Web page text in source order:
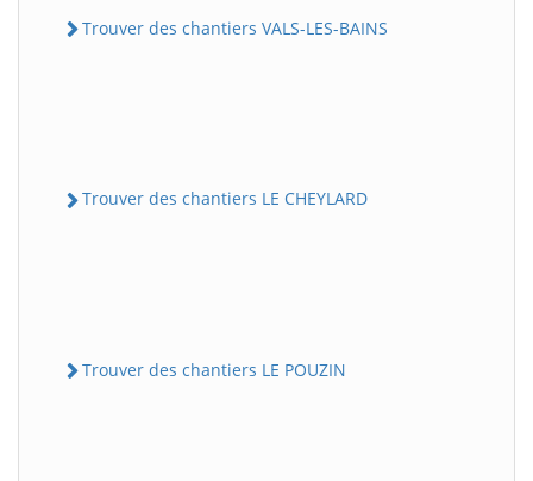
Trouver des chantiers VALS-LES-BAINS
Trouver des chantiers LE CHEYLARD
Trouver des chantiers LE POUZIN